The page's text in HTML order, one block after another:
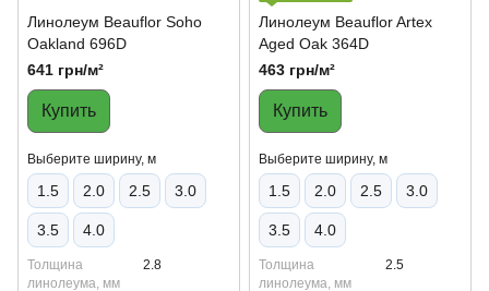
Линолеум Beauflor Soho
Oakland 696D
641 грн/м²
Купить
Выберите ширину, м
1.5 2.0 2.5 3.0
3.5 4.0
Толщина
линолеума, мм
2.8
Линолеум Beauflor Artex
Aged Oak 364D
463 грн/м²
Купить
Выберите ширину, м
1.5 2.0 2.5 3.0
3.5 4.0
Толщина
линолеума, мм
2.5